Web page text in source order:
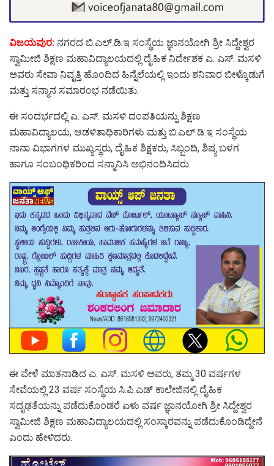
ವಿಜಯಪುರ: ನಗರದ ಬಿ.ಎಲ್.ಡಿ.ಇ ಸಂಸ್ಥೆಯ ಜ್ಞಾನಯೋಗಿ ಶ್ರೀ ಸಿದ್ದೇಶ್ವರ
ಸ್ವಾಮೀಜಿ ಶಿಕ್ಷಣ ಮಹಾವಿದ್ಯಾಲಯದಲ್ಲಿ ದೈಹಿಕ ನಿರ್ದೇಶಕ ಎ. ಎಸ್. ಮಸಳಿ
ಅವರು ಸೇವಾ ನಿವೃತ್ತಿ ಹೊಂದಿದ ಹಿನ್ನೆಲೆಯಲ್ಲಿ ಇಂದು ಶನಿವಾರ ಬೀಳ್ಕೊಡುಗೆ
ಮತ್ತು ಸನ್ಮಾನ ಸಮಾರಂಭ ನಡೆಯಿತು.
ಈ ಸಂದರ್ಭದಲ್ಲಿ ಎ. ಎಸ್. ಮಸಳಿ ದಂಪತಿಯನ್ನು ಶಿಕ್ಷಣ
ಮಹಾವಿದ್ಯಾಲಯ, ಆಡಳಿತಾಧಿಕಾರಿಗಳು ಮತ್ತು ಬಿ.ಎಲ್.ಡಿ.ಇ ಸಂಸ್ಥೆಯ
ನಾನಾ ವಿಭಾಗಗಳ ಮುಖ್ಯಸ್ಥರು, ದೈಹಿಕ ಶಿಕ್ಷಕರು, ಸಿಬ್ಬಂದಿ, ಶಿಷ್ಯ ಬಳಗ
ಹಾಗೂ ಸಂಬಂಧಿಕರಿಂದ ಸನ್ಮಾನಿಸಿ ಅಭಿನಂದಿಸಿದರು.
ಈ ವೇಳೆ ಮಾತನಾಡಿದ ಎ. ಎಸ್. ಮಸಳಿ ಅವರು, ತಮ್ಮ 30 ವರ್ಷಗಳ
ಸೇವೆಯಲ್ಲಿ 23 ವರ್ಷ ಸಂಸ್ಥೆಯ ಸಿ.ಪಿ.ಎಡ್ ಕಾಲೇಜಿನಲ್ಲಿ ದೈಹಿಕ
ಸದೃಢತೆಯನ್ನು ಪಡೆದುಕೊಂಡರೆ ಏಳು ವರ್ಷ ಜ್ಞಾನಯೋಗಿ ಶ್ರೀ ಸಿದ್ದೇಶ್ವರ
ಸ್ವಾಮೀಜಿ ಶಿಕ್ಷಣ ಮಹಾವಿದ್ಯಾಲಯದಲ್ಲಿ ಸಂಸ್ಕಾರವನ್ನು ಪಡೆದುಕೊಂಡಿದ್ದೇನೆ
ಎಂದು ಹೇಳಿದರು.